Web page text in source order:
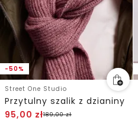
-50%
Street One Studio
Przytulny szalik z dzianiny
95,00 zł189,00zł